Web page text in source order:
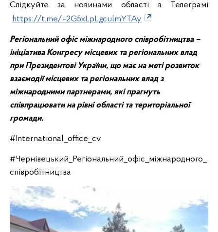
Слідкуйте за новинами області в Телеграмі
https://t.me/+2G5xLpLgculmYTAy
Регіональний офіс міжнародного співробітництва –
ініціатива Конгресу місцевих та регіональних влад
при Президентові України, що має на меті розвиток
взаємодії місцевих та регіональних влад з
міжнародними партнерами, які прагнуть
співпрацювати на рівні області та територіальної
громади.
#International_office_cv
#Чернівецький_Регiональний_офiс_мiжнародного_
спiвробiтництва